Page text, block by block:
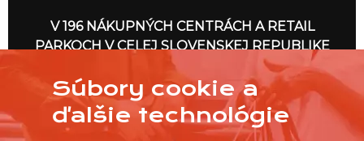
V 196 NÁKUPNÝCH CENTRÁCH A RETAIL
PARKOCH V CELEJ SLOVENSKEJ REPUBLIKE
IDEME NA TO
Súbory cookie a
ďalšie technológie